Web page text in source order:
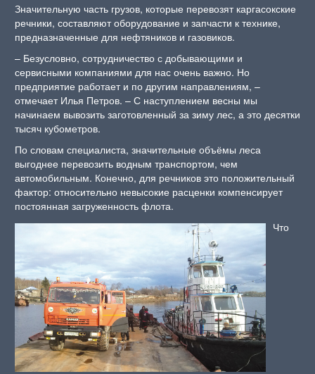
Значительную часть грузов, которые перевозят каргасокские
речники, составляют оборудование и запчасти к технике,
предназначенные для нефтяников и газовиков.
– Безусловно, сотрудничество с добывающими и
сервисными компаниями для нас очень важно. Но
предприятие работает и по другим направлениям, –
отмечает Илья Петров. – С наступлением весны мы
начинаем вывозить заготовленный за зиму лес, а это десятки
тысяч кубометров.
По словам специалиста, значительные объёмы леса
выгоднее перевозить водным транспортом, чем
автомобильным. Конечно, для речников это положительный
фактор: относительно невысокие расценки компенсирует
постоянная загруженность флота.
Что